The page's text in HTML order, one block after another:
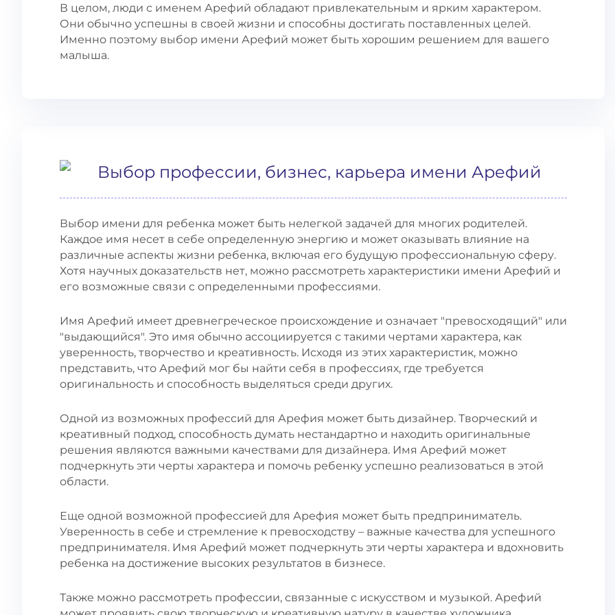
В целом, люди с именем Арефий обладают привлекательным и ярким характером.
Они обычно успешны в своей жизни и способны достигать поставленных целей.
Именно поэтому выбор имени Арефий может быть хорошим решением для вашего
малыша.
Выбор профессии, бизнес, карьера имени Арефий
Выбор имени для ребенка может быть нелегкой задачей для многих родителей.
Каждое имя несет в себе определенную энергию и может оказывать влияние на
различные аспекты жизни ребенка, включая его будущую профессиональную сферу.
Хотя научных доказательств нет, можно рассмотреть характеристики имени Арефий и
его возможные связи с определенными профессиями.
Имя Арефий имеет древнегреческое происхождение и означает "превосходящий" или
"выдающийся". Это имя обычно ассоциируется с такими чертами характера, как
уверенность, творчество и креативность. Исходя из этих характеристик, можно
представить, что Арефий мог бы найти себя в профессиях, где требуется
оригинальность и способность выделяться среди других.
Одной из возможных профессий для Арефия может быть дизайнер. Творческий и
креативный подход, способность думать нестандартно и находить оригинальные
решения являются важными качествами для дизайнера. Имя Арефий может
подчеркнуть эти черты характера и помочь ребенку успешно реализоваться в этой
области.
Еще одной возможной профессией для Арефия может быть предприниматель.
Уверенность в себе и стремление к превосходству – важные качества для успешного
предпринимателя. Имя Арефий может подчеркнуть эти черты характера и вдохновить
ребенка на достижение высоких результатов в бизнесе.
Также можно рассмотреть профессии, связанные с искусством и музыкой. Арефий